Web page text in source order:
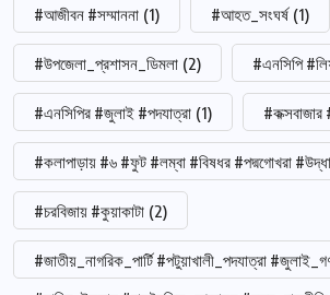
#আজীবন #সম্মাননা (1) #আহত_সংঘর্ষ (1)
#উপজেলা_প্রশাসন_ডিমলা (2) #এনসিপি
#এনসিপির #জুলাই #পদযাত্রা (1) #কক্সবাজার
#কলাপাড়ায় #৬ #ফুট #লম্বা #বিষধর #পদ্মগোখরা
#চরবিজায় #কুয়াকাটা (2)
#জাতীয়_নাগরিক_পার্টি #পটুয়াখালী_পদযাত্রা